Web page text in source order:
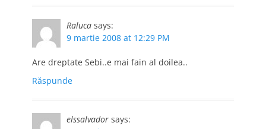
Raluca says:
9 martie 2008 at 12:29 PM
Are dreptate Sebi..e mai fain al doilea..
Răspunde
elssalvador says: